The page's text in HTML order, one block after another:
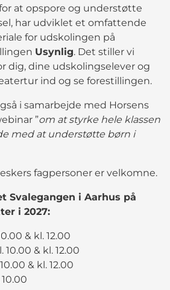
at opspore og understøtte
har udviklet et omfattende
for udskolingen på
Usynlig. Det stiller vi
dig, dine udskolingselever og
ind og se forestillingen.
i samarbejde med Horsens
”om at styrke hele klassen
med at understøtte børn i
fagpersoner er velkomne.
Svalegangen i Aarhus på
i 2027:
& kl. 12.00
10.00 & kl. 12.00
& kl. 12.00